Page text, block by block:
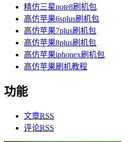
精仿三星note8刷机包
高仿苹果6splus刷机包
高仿苹果7plus刷机包
高仿苹果8plus刷机包
高仿苹果iphonex刷机包
高仿苹果刷机教程
功能
文章RSS
评论RSS